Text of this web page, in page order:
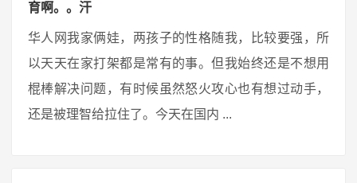
育啊。。汗
华人网我家俩娃，两孩子的性格随我，比较要强，所
以天天在家打架都是常有的事。但我始终还是不想用
棍棒解决问题，有时候虽然怒火攻心也有想过动手，
还是被理智给拉住了。今天在国内 ...